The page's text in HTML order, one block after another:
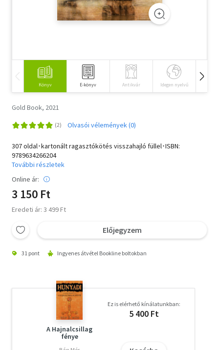
Könyv E-könyv Antikvár Idegen nyelvű
Gold Book, 2021
Olvasói vélemények (0)
307 oldal･kartonált ragasztókötés visszahajló füllel･ISBN:
9789634266204
További részletek
Online ár:
3 150 Ft
Eredeti ár: 3 499 Ft
Előjegyzem
31 pont Ingyenes átvétel Bookline boltokban
A Hajnalcsillag
fénye
Ez is elérhető kínálatunkban:
5 400 Ft